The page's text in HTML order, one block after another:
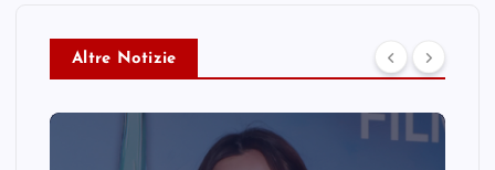
Altre Notizie